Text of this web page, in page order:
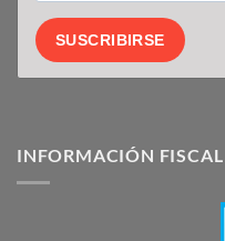
SUSCRIBIRSE
INFORMACIÓN FISCAL